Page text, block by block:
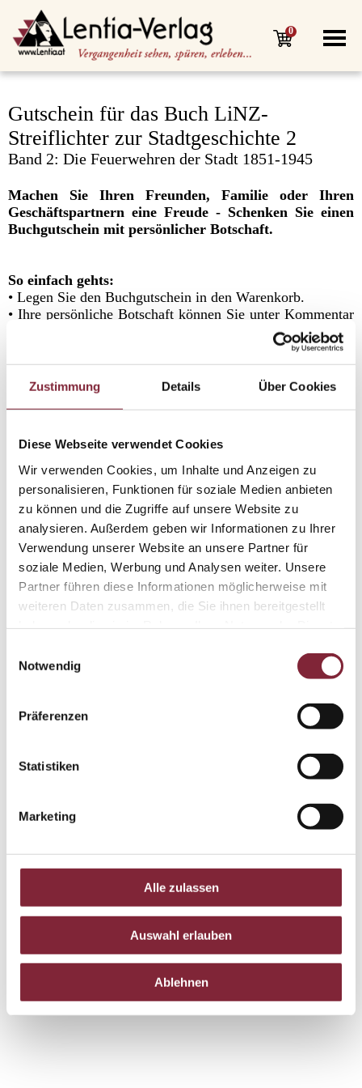
Zustimmung Details Über Cookies
Diese Webseite verwendet Cookies
Wir verwenden Cookies, um Inhalte und Anzeigen zu
personalisieren, Funktionen für soziale Medien anbieten
zu können und die Zugriffe auf unsere Website zu
analysieren. Außerdem geben wir Informationen zu Ihrer
Verwendung unserer Website an unsere Partner für
soziale Medien, Werbung und Analysen weiter. Unsere
Partner führen diese Informationen möglicherweise mit
weiteren Daten zusammen, die Sie ihnen bereitgestellt
Notwendig
Präferenzen
Statistiken
Marketing
Alle zulassen
Auswahl erlauben
Ablehnen
0
Gutschein für das Buch LiNZ-
Streiflichter zur Stadtgeschichte 2
Band 2: Die Feuerwehren der Stadt 1851-1945
Machen Sie Ihren Freunden, Familie oder Ihren
Geschäftspartnern eine Freude - Schenken Sie einen
Buchgutschein mit persönlicher Botschaft.
So einfach gehts:
• Legen Sie den Buchgutschein in den Warenkorb.
• Ihre persönliche Botschaft können Sie unter Kommentar
• Sie erhalten den Gutschein, nach Bezahlung, innerhalb
eines Werktages per E-Mail.
• Einfach ausdrucken, zu einer Karte falten und
anrechenbar.
Deshalb jederzeit freie Auswahl für Ihren
Beschenkten.
Der Gutschein kann nur direkt beim Lentia-Verlag
(Traundorfer Straße 272b, 4030 Linz) eingelöst werden.
Daher nicht im Online-Shop einlösbar!
Gutschein für das Buch LiNZ-Streiflichter zur Stadtgeschichte
2,39,90 €(inkl. gesetzlicher MwSt., exkl.Versand)